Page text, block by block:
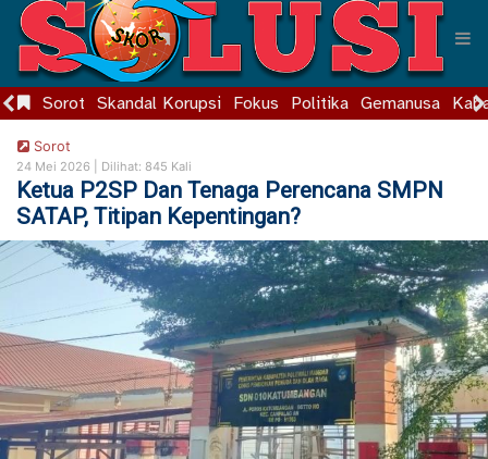
Sorot Skandal Korupsi Fokus Politika Gemanusa
Sorot
24 Mei 2026 | Dilihat: 845 Kali
Ketua P2SP Dan Tenaga Perencana SMPN
SATAP, Titipan Kepentingan?